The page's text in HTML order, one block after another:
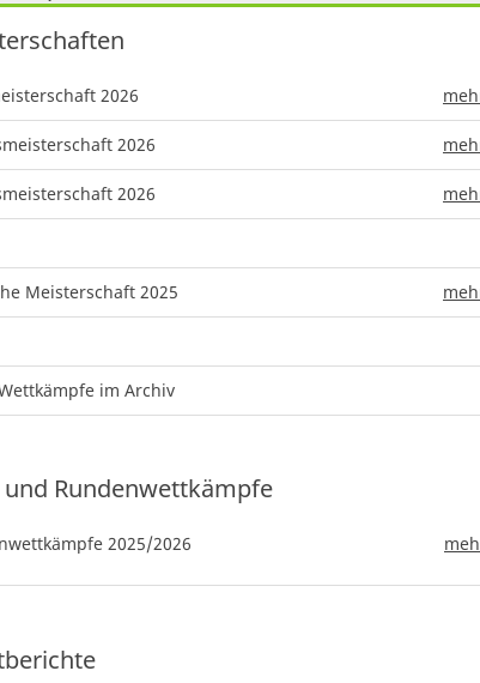
2026
2026
2026
Meisterschaft 2025
im Archiv
und Rundenwettkämpfe
2025/2026